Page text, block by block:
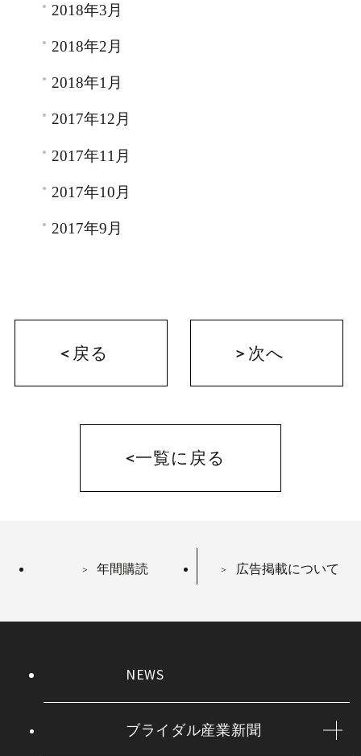
2018年3月
2018年2月
2018年1月
2017年12月
2017年11月
2017年10月
2017年9月
戻る 次へ
一覧に戻る
年間購読 広告掲載について
NEWS
ブライダル産業新聞